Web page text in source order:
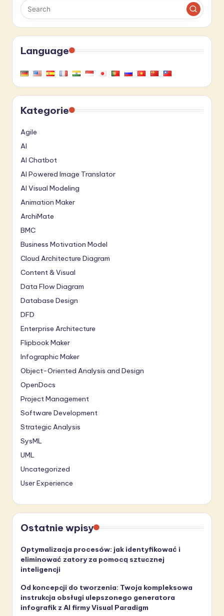
Language
Kategorie
Agile
AI
AI Chatbot
AI Powered Image Translator
AI Visual Modeling
Animation Maker
ArchiMate
BMC
Business Motivation Model
Cloud Architecture Diagram
Content & Visual
Data Flow Diagram
Database Design
DFD
Enterprise Architecture
Flipbook Maker
Infographic Maker
Object-Oriented Analysis and Design
OpenDocs
Project Management
Software Development
Strategic Analysis
SysML
UML
Uncategorized
User Experience
Ostatnie wpisy
Optymalizacja procesów: jak identyfikować i
eliminować zatory za pomocą sztucznej
inteligencji
Od koncepcji do tworzenia: Twoja kompleksowa
instrukcja obsługi ulepszonego generatora
infografik z AI firmy Visual Paradigm